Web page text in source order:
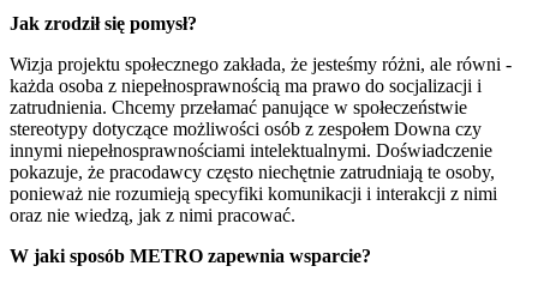
Jak zrodził się pomysł?
Wizja projektu społecznego zakłada, że jesteśmy różni, ale równi -
każda osoba z niepełnosprawnością ma prawo do socjalizacji i
zatrudnienia. Chcemy przełamać panujące w społeczeństwie
stereotypy dotyczące możliwości osób z zespołem Downa czy
innymi niepełnosprawnościami intelektualnymi. Doświadczenie
pokazuje, że pracodawcy często niechętnie zatrudniają te osoby,
ponieważ nie rozumieją specyfiki komunikacji i interakcji z nimi
oraz nie wiedzą, jak z nimi pracować.
W jaki sposób METRO zapewnia wsparcie?